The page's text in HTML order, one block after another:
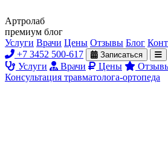
Артролаб
премиум блог
Услуги Врачи Цены Отзывы Блог
+7 3452 500-617
Записаться
Услуги Врачи Цены
Консультация травматолога-ортопеда